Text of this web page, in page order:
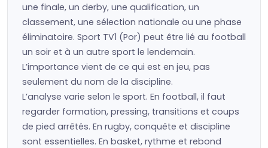
une finale, un derby, une qualification, un
classement, une sélection nationale ou une phase
éliminatoire. Sport TV1 (Por) peut être lié au football
un soir et à un autre sport le lendemain.
L’importance vient de ce qui est en jeu, pas
seulement du nom de la discipline.
L’analyse varie selon le sport. En football, il faut
regarder formation, pressing, transitions et coups
de pied arrêtés. En rugby, conquête et discipline
sont essentielles. En basket, rythme et rebond